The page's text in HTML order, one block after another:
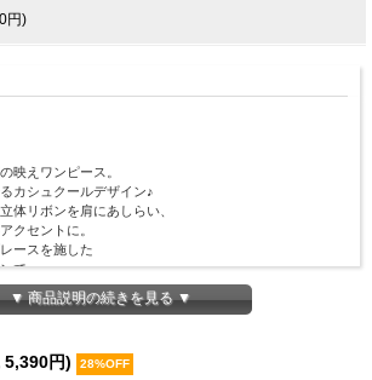
円)
映えワンピース。
カシュクールデザイン♪
体リボンを肩にあしらい、
クセントに。
ースを施した
で
かさを演出してくれます。
りと軽やかな素材感で
愛い自分に◎
▼ 商品説明の続きを見る ▼
5,390円) 28%OFF